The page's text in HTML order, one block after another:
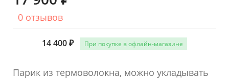
0 отзывов
14 400 ₽ При покупке в офлайн-магазине
Парик из термоволокна, можно укладывать